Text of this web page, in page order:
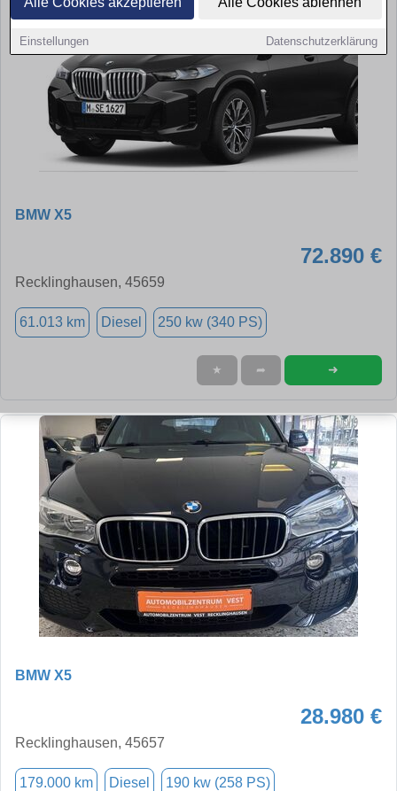
Einstellungen Datenschutzerklärung
BMW X5
72.890 €
Recklinghausen, 45659
61.013 km Diesel 250 kw (340 PS)
★ ➦ ➜
BMW X5
28.980 €
Recklinghausen, 45657
179.000 km Diesel 190 kw (258 PS)